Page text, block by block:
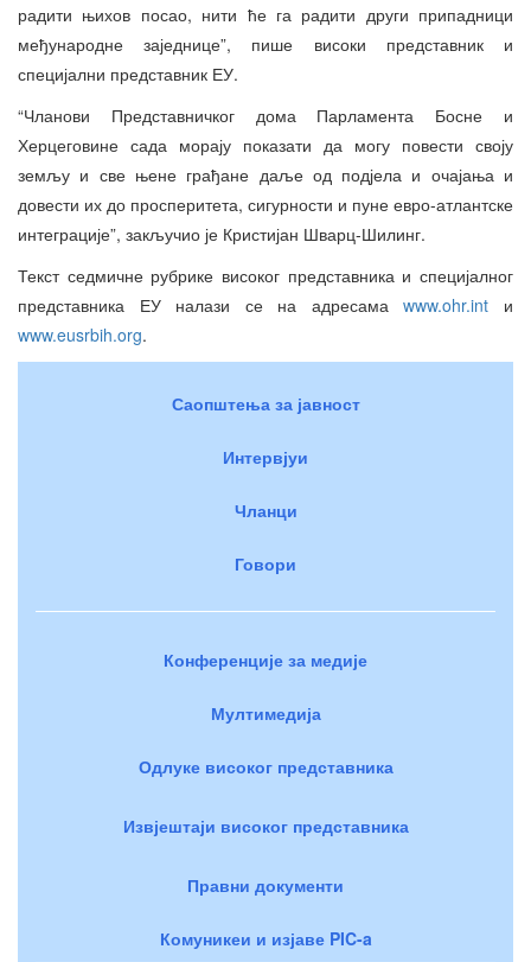
радити њихов посао, нити ће га радити други припадници
међународне заједнице”, пише високи представник и
специјални представник ЕУ.
“Чланови Представничког дома Парламента Босне и
Херцеговине сада морају показати да могу повести своју
земљу и све њене грађане даље од подјела и очајања и
довести их до просперитета, сигурности и пуне евро-атлантске
интеграције”, закључио је Кристијан Шварц-Шилинг.
Текст седмичне рубрике високог представника и специјалног
представника ЕУ налази се на адресамаwww.ohr.int и
www.eusrbih.org.
Саопштења за јавност
Интервјуи
Чланци
Говори
Конференције за медије
Мултимедија
Одлуке високог представника
Извјештаји високог представника
Правни документи
Комуникеи и изјаве PIC-a